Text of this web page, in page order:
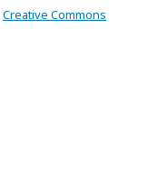
Creative Commons